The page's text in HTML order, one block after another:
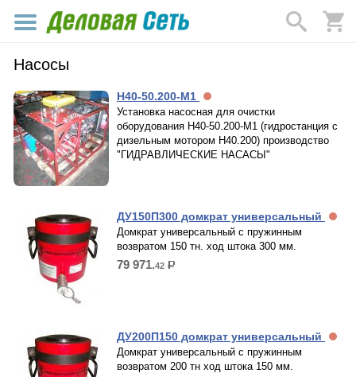
Насосы
Н40-50.200-М1
Установка насосная для очистки
оборудования Н40-50.200-М1 (гидростанция с
дизельным мотором Н40.200) производство
"ГИДРАВЛИЧЕСКИЕ НАСАСЫ"
ДУ150П300 домкрат универсальный
Домкрат универсальный с пружинным
возвратом 150 тн. ход штока 300 мм.
79 971.42 р.
ДУ200П150 домкрат универсальный
Домкрат универсальный с пружинным
возвратом 200 тн ход штока 150 мм.